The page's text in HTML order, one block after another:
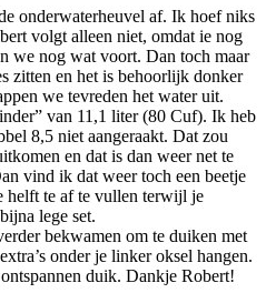
onderwaterheuvel af. Ik hoef niks
volgt alleen niet, omdat ie nog
we nog wat voort. Dan toch maar
zitten en het is behoorlijk donker
we tevreden het water uit.
van 11,1 liter (80 Cuf). Ik heb
8,5 niet aangeraakt. Dat zou
en dat is dan weer net te
vind ik dat weer toch een beetje
helft te af te vullen terwijl je
lege set.
bekwamen om te duiken met
onder je linker oksel hangen.
duik. Dankje Robert!